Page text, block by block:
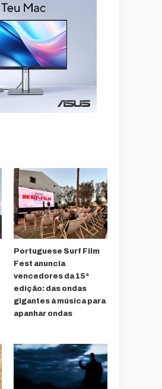
Portuguese Surf Film
Fest anuncia
vencedores da 15ª
edição: das ondas
gigantes à música para
apanhar ondas